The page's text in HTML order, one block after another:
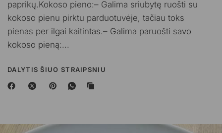
paprikų.Kokoso pieno:– Galima sriubytę ruošti su
kokoso pienu pirktu parduotuvėje, tačiau toks
pienas per ilgai kaitintas.– Galima paruošti savo
kokoso pieną:...
DALYTIS ŠIUO STRAIPSNIU